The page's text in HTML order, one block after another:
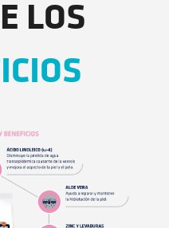
LOS